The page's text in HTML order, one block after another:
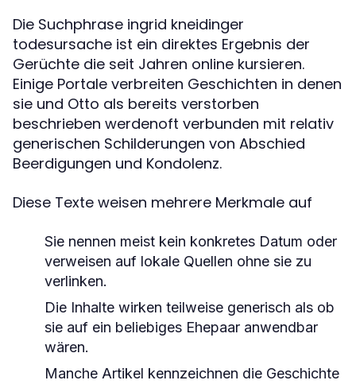
Die Suchphrase ingrid kneidinger
todesursache ist ein direktes Ergebnis der
Gerüchte die seit Jahren online kursieren.
Einige Portale verbreiten Geschichten in denen
sie und Otto als bereits verstorben
beschrieben werdenoft verbunden mit relativ
generischen Schilderungen von Abschied
Beerdigungen und Kondolenz.
Diese Texte weisen mehrere Merkmale auf
Sie nennen meist kein konkretes Datum oder
verweisen auf lokale Quellen ohne sie zu
verlinken.
Die Inhalte wirken teilweise generisch als ob
sie auf ein beliebiges Ehepaar anwendbar
wären.
Manche Artikel kennzeichnen die Geschichte